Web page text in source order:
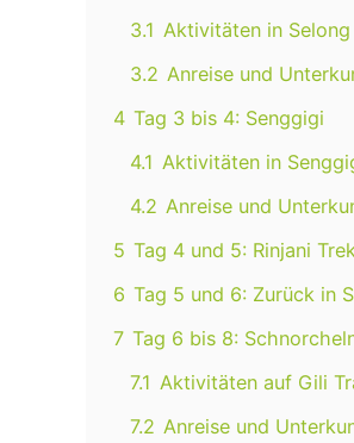
3.1 Aktivitäten in Selong
3.2 Anreise und
4 Tag 3 bis 4: Senggigi
4.1 Aktivitäten in
4.2 Anreise und
5 Tag 4 und 5: Rinjani
6 Tag 5 und 6: Zurück in
7 Tag 6 bis 8:
7.1 Aktivitäten auf Gili
7.2 Anreise und